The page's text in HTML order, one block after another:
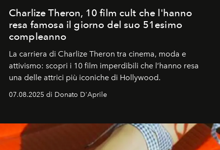
Charlize Theron, 10 film cult che l'hanno
resa famosa il giorno del suo 51esimo
compleanno
La carriera di Charlize Theron tra cinema, moda e
attivismo: scopri i 10 film imperdibili che l’hanno resa
una delle attrici più iconiche di Hollywood.
07.08.2025 di Donato D'Aprile